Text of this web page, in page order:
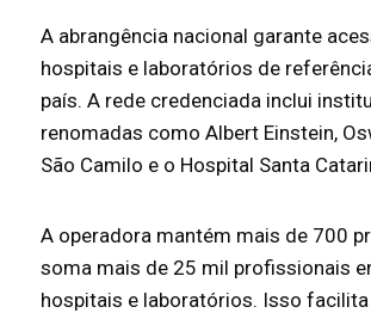
A abrangência nacional garante
hospitais e laboratórios de
país. A rede credenciada inclui
renomadas como Albert Einstein,
São Camilo e o Hospital Santa
A operadora mantém mais de 700
soma mais de 25 mil profissionais
hospitais e laboratórios. Isso facilita